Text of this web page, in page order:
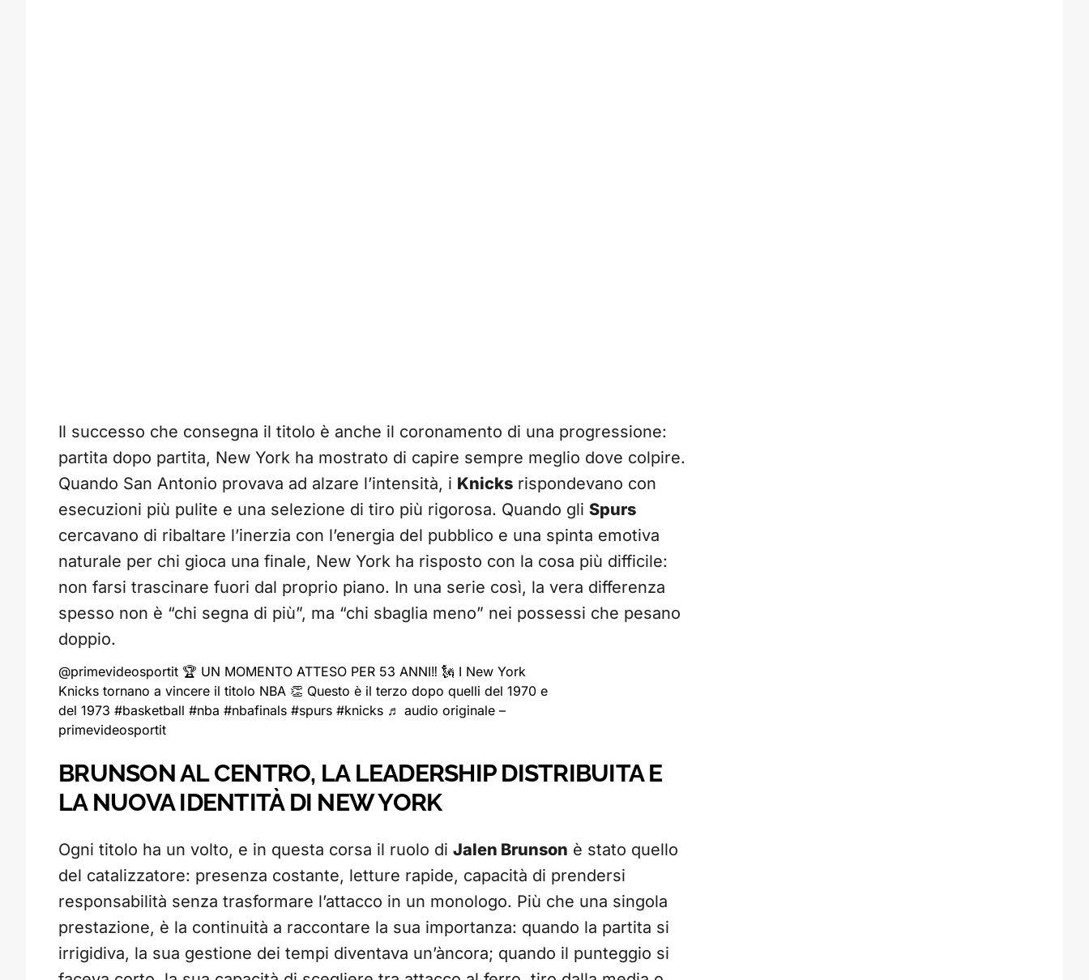
Il successo che consegna il titolo è anche il coronamento di una progressione:
partita dopo partita, New York ha mostrato di capire sempre meglio dove colpire.
Quando San Antonio provava ad alzare l’intensità, i Knicks rispondevano con
esecuzioni più pulite e una selezione di tiro più rigorosa. Quando gli Spurs
cercavano di ribaltare l’inerzia con l’energia del pubblico e una spinta emotiva
naturale per chi gioca una finale, New York ha risposto con la cosa più difficile:
non farsi trascinare fuori dal proprio piano. In una serie così, la vera differenza
spesso non è “chi segna di più”, ma “chi sbaglia meno” nei possessi che pesano
doppio.
@primevideosportit 🏆 UN MOMENTO ATTESO PER 53 ANNI‼️ 🗽 I New York
Knicks tornano a vincere il titolo NBA 👏 Questo è il terzo dopo quelli del 1970 e
del 1973 #basketball #nba #nbafinals #spurs #knicks ♬ audio originale –
primevideosportit
BRUNSON AL CENTRO, LA LEADERSHIP DISTRIBUITA E
LA NUOVA IDENTITÀ DI NEW YORK
Ogni titolo ha un volto, e in questa corsa il ruolo di Jalen Brunson è stato quello
del catalizzatore: presenza costante, letture rapide, capacità di prendersi
responsabilità senza trasformare l’attacco in un monologo. Più che una singola
prestazione, è la continuità a raccontare la sua importanza: quando la partita si
irrigidiva, la sua gestione dei tempi diventava un’àncora; quando il punteggio si